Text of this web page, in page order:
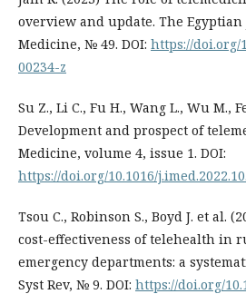
overview and update. The
Medicine, № 49. DOI: https://doi.org/
00234-z
Su Z., Li C., Fu H., Wang L., Wu M.,
Development and prospect of
Medicine, volume 4, issue 1. DOI:
https://doi.org/10.1016/
Tsou C., Robinson S., Boyd J. et al.
cost-effectiveness of telehealth in
emergency departments: a
Syst Rev, № 9. DOI: https://doi.org/